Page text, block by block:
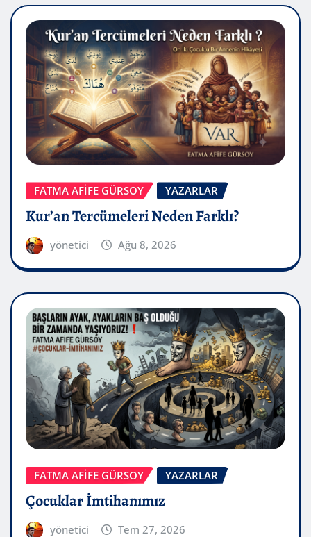
FATMA AFİFE GÜRSOY YAZARLAR
Kur’an Tercümeleri Neden Farklı?
yönetici Ağu 8, 2026
FATMA AFİFE GÜRSOY YAZARLAR
Çocuklar İmtihanımız
yönetici Tem 27, 2026